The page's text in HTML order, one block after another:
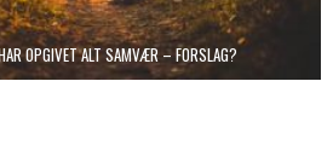
OPGIVET ALT SAMVÆR – FORSLAG?